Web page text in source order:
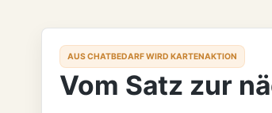
AUS CHATBEDARF WIRD KARTENAKTION
Vom Satz zur